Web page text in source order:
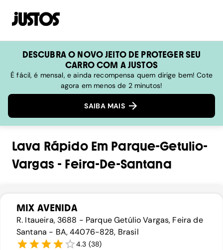
DESCUBRA O NOVO JEITO DE PROTEGER SEU
CARRO COM A JUSTOS
É fácil, é mensal, e ainda recompensa quem dirige bem! Cote
agora em menos de 2 minutos!
SAIBA MAIS
Lava RápidoEm Parque-Getulio-
Vargas - Feira-De-Santana
MIX AVENIDA
R. Itaueira, 3688 - Parque Getúlio Vargas, Feira de
Santana - BA, 44076-828, Brasil
4.3 (38)